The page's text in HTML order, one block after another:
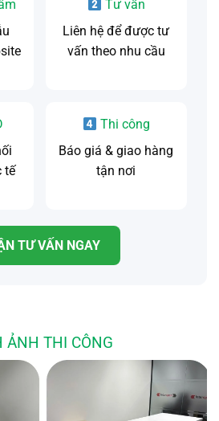
Tư vấn
Liên hệ để được tư
vấn theo nhu cầu
tế
Thi công
Báo giá & giao hàng
tận nơi
TƯ VẤN NGAY
ẢNH THI CÔNG